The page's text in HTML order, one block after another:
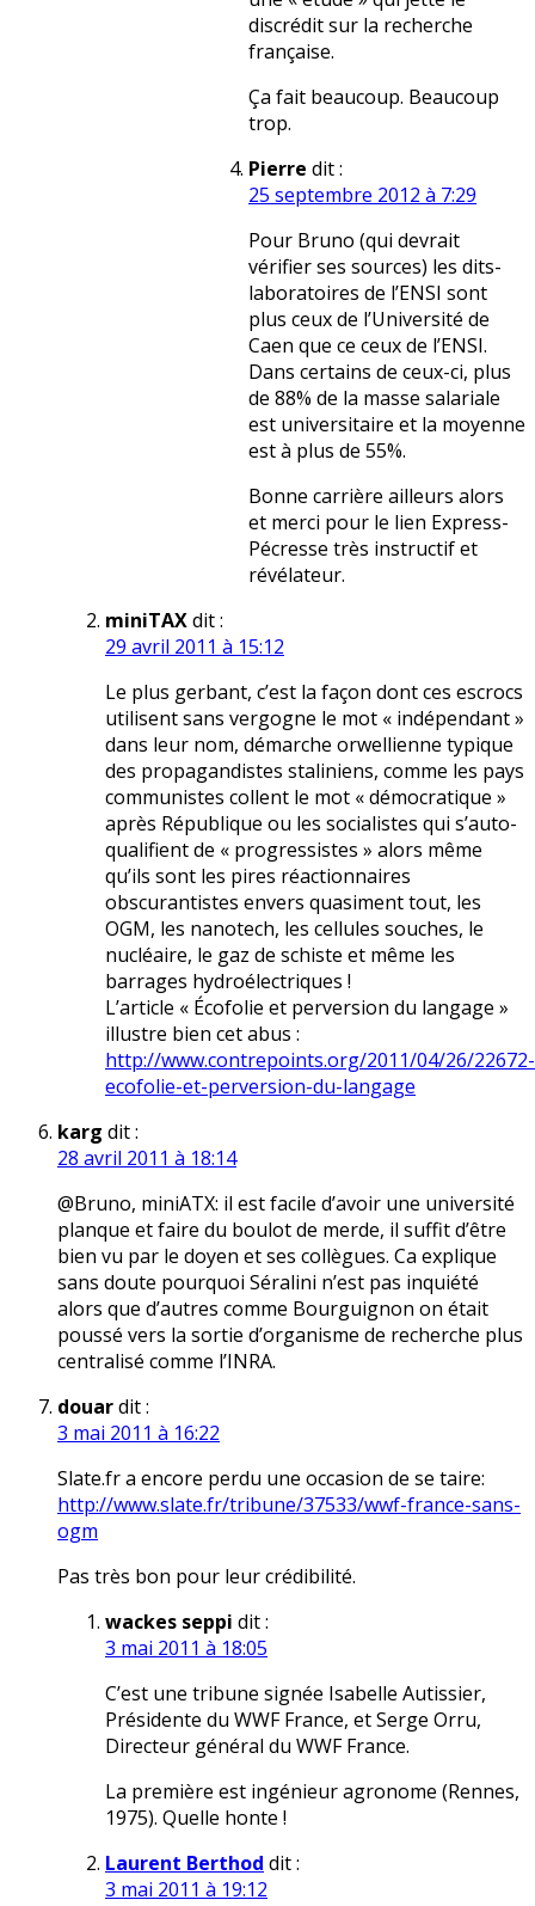
discrédit sur la recherche
française.
Ça fait beaucoup. Beaucoup
trop.
Pierre dit :
25 septembre 2012 à 7:29
Pour Bruno (qui devrait
vérifier ses sources) les dits-
laboratoires de l’ENSI sont
plus ceux de l’Université de
Caen que ce ceux de l’ENSI.
Dans certains de ceux-ci, plus
de 88% de la masse salariale
est universitaire et la moyenne
est à plus de 55%.
Bonne carrière ailleurs alors
et merci pour le lien Express-
Pécresse très instructif et
révélateur.
miniTAXdit :
29 avril 2011 à 15:12
Le plus gerbant, c’est la façon dont ces escrocs
utilisent sans vergogne le mot « indépendant »
dans leur nom, démarche orwellienne typique
des propagandistes staliniens, comme les pays
communistes collent le mot « démocratique »
après République ou les socialistes qui s’auto-
qualifient de « progressistes » alors même
qu’ils sont les pires réactionnaires
obscurantistes envers quasiment tout, les
OGM, les nanotech, les cellules souches, le
nucléaire, le gaz de schiste et même les
barrages hydroélectriques !
L’article « Écofolie et perversion du langage »
illustre bien cet abus :
http://www.contrepoints.org/2011/04/26/22672-
ecofolie-et-perversion-du-langage
karg dit :
28 avril 2011 à 18:14
@Bruno, miniATX: il est facile d’avoir une université
planque et faire du boulot de merde, il suffit d’être
bien vu par le doyen et ses collègues. Ca explique
sans doute pourquoi Séralini n’est pas inquiété
alors que d’autres comme Bourguignon on était
poussé vers la sortie d’organisme de recherche plus
centralisé comme l’INRA.
douardit :
3 mai 2011 à 16:22
Slate.fr a encore perdu une occasion de se taire:
http://www.slate.fr/tribune/37533/wwf-france-sans-
ogm
Pas très bon pour leur crédibilité.
wackes seppi dit :
3 mai 2011 à 18:05
C’est une tribune signée Isabelle Autissier,
Présidente du WWF France, et Serge Orru,
Directeur général du WWF France.
La première est ingénieur agronome (Rennes,
1975). Quelle honte !
Laurent Berthod dit :
3 mai 2011 à 19:12